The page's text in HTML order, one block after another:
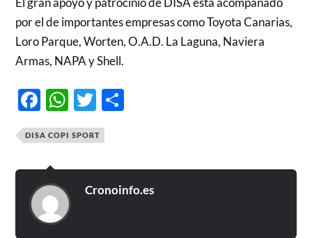
por el de importantes empresas como Toyota Canarias,
Loro Parque, Worten, O.A.D. La Laguna, Naviera
Armas, NAPA y Shell.
Facebook
WhatsApp
Twitter
DISA COPI SPORT
Cronoinfo.es